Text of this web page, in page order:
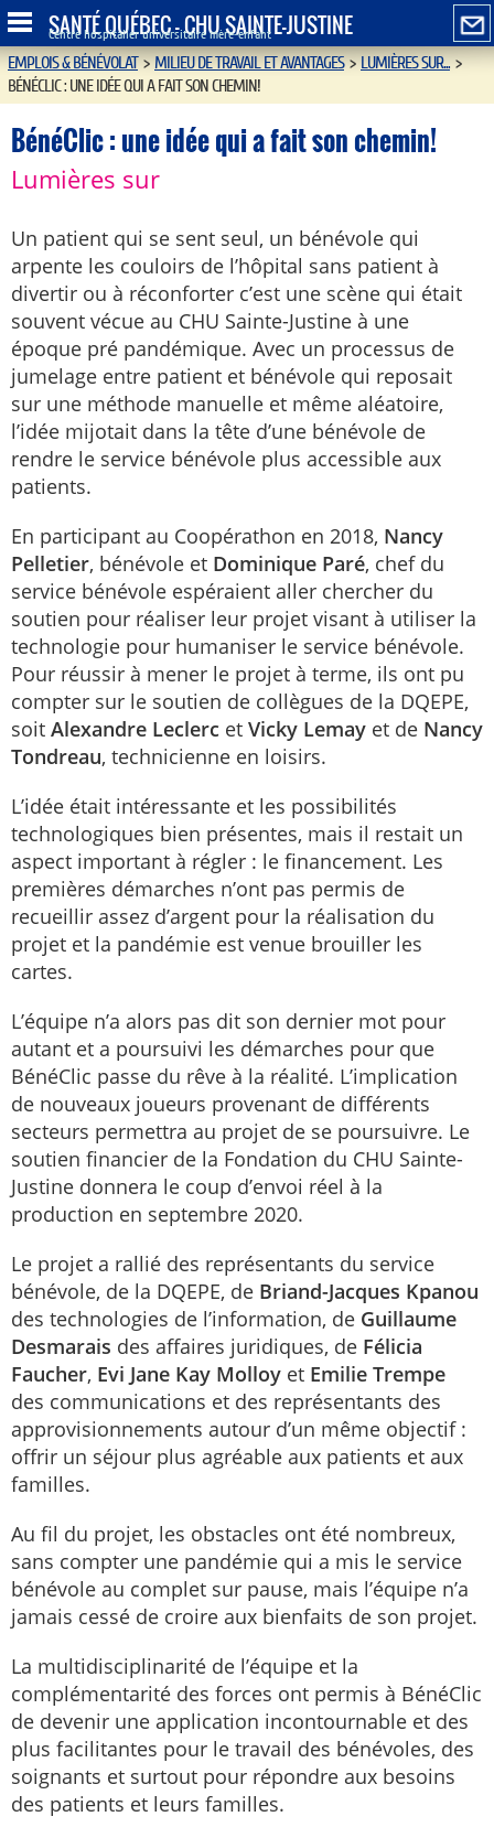
SANTÉ QUÉBEC - CHU SAINTE-JUSTINE
Centre hospitalier universitaire mère-enfant
EMPLOIS & BÉNÉVOLAT>MILIEU DE TRAVAIL ET AVANTAGES>LUMIÈRES SUR...>
BÉNÉCLIC : UNE IDÉE QUI A FAIT SON CHEMIN!
BénéClic : une idée qui a fait son chemin!
Lumières sur
Un patient qui se sent seul, un bénévole qui
arpente les couloirs de l’hôpital sans patient à
divertir ou à réconforter c’est une scène qui était
souvent vécue au CHU Sainte-Justine à une
époque pré pandémique. Avec un processus de
jumelage entre patient et bénévole qui reposait
sur une méthode manuelle et même aléatoire,
l’idée mijotait dans la tête d’une bénévole de
rendre le service bénévole plus accessible aux
patients.
En participant au Coopérathon en 2018, Nancy
Pelletier, bénévole et Dominique Paré, chef du
service bénévole espéraient aller chercher du
soutien pour réaliser leur projet visant à utiliser la
technologie pour humaniser le service bénévole.
Pour réussir à mener le projet à terme, ils ont pu
compter sur le soutien de collègues de la DQEPE,
soit Alexandre Leclerc et Vicky Lemay et de Nancy
Tondreau, technicienne en loisirs.
L’idée était intéressante et les possibilités
technologiques bien présentes, mais il restait un
aspect important à régler : le financement. Les
premières démarches n’ont pas permis de
recueillir assez d’argent pour la réalisation du
projet et la pandémie est venue brouiller les
cartes.
L’équipe n’a alors pas dit son dernier mot pour
autant et a poursuivi les démarches pour que
BénéClic passe du rêve à la réalité. L’implication
de nouveaux joueurs provenant de différents
secteurs permettra au projet de se poursuivre. Le
soutien financier de la Fondation du CHU Sainte-
Justine donnera le coup d’envoi réel à la
production en septembre 2020.
Le projet a rallié des représentants du service
bénévole, de la DQEPE, de Briand-Jacques Kpanou
des technologies de l’information, de Guillaume
Desmarais des affaires juridiques, de Félicia
Faucher, Evi Jane Kay Molloy et Emilie Trempe
des communications et des représentants des
approvisionnements autour d’un même objectif :
offrir un séjour plus agréable aux patients et aux
familles.
Au fil du projet, les obstacles ont été nombreux,
sans compter une pandémie qui a mis le service
bénévole au complet sur pause, mais l’équipe n’a
jamais cessé de croire aux bienfaits de son projet.
La multidisciplinarité de l’équipe et la
complémentarité des forces ont permis à BénéClic
de devenir une application incontournable et des
plus facilitantes pour le travail des bénévoles, des
soignants et surtout pour répondre aux besoins
des patients et leurs familles.